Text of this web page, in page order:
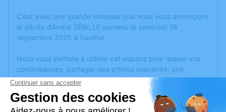
C’est avec une grande tristesse que nous vous annonçons
le décès d’André SÉBILLE survenu le vendredi 19
septembre 2025 à Saumur.
Nous vous invitons à utiliser cet espace pour laisser vos
condoléances, partager des photos souvenirs, une
anecdote ou exprimer vos pensées à travers des poèmes
ou des textes. Cet endroit est un lieu d'expression dédié à
honorer la mémoire d’André SÉBILLE.